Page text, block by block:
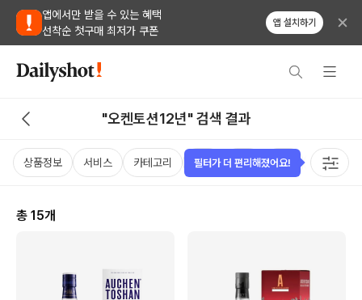
앱에서만 받을 수 있는 혜택
선착순 첫구매 최저가 쿠폰
앱 설치하기
"오켄토션12년" 검색 결과
상품정보 서비스 카테고리 가격 국가 용량 태그
총 15개
필터가 더 편리해졌어요!